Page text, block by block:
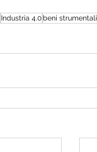
Industria 4.0 beni strumentali